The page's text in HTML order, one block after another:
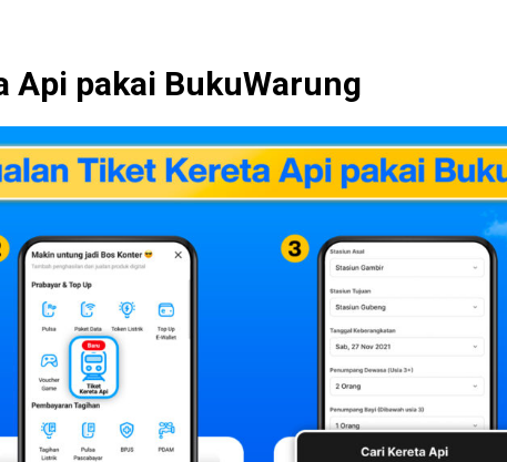
Api pakai BukuWarung